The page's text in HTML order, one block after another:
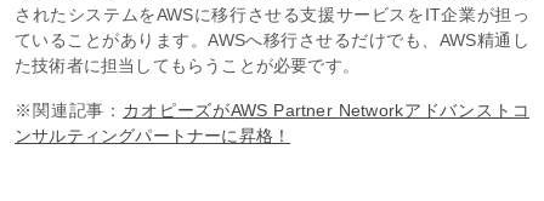
されたシステムをAWSに移行させる支援サービスをIT企業が担っ
ていることがあります。AWSへ移行させるだけでも、AWS精通し
た技術者に担当してもらうことが必要です。
※関連記事： カオピーズがAWS Partner Networkアドバンストコ
ンサルティングパートナーに昇格！